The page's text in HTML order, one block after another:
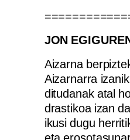
JON
Aizarna
Aizarnarra
ditudanak atal
drastikoa izan
ikusi dugu